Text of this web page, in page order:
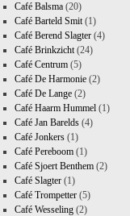
Café Balsma(20)
Café Barteld Smit(1)
Café Berend Slagter(4)
Café Brinkzicht(24)
Café Centrum(5)
Café De Harmonie(2)
Café De Lange(2)
Café Haarm Hummel(1)
Café Jan Barelds(4)
Café Jonkers(1)
Café Pereboom(1)
Café Sjoert Benthem(2)
Café Slagter(1)
Café Trompetter(5)
Café Wesseling(2)